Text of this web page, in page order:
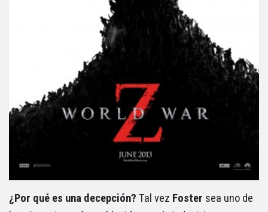
¿Por qué es una decepción? Tal vez Foster sea uno de